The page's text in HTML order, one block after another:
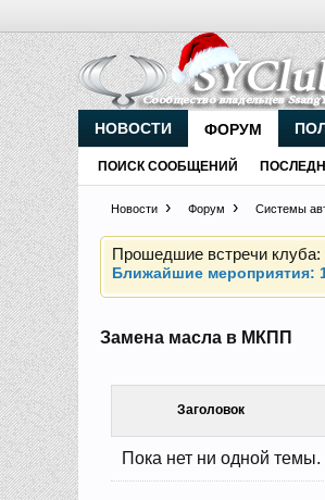
Новости Форум Системы
Внимание, новые
Основное общение
Прошедшие встречи клуба:
Внимание, новые
Основное общение
Прошедшие встречи клуба:
Ближайшие мероприятия:
Замена масла в МКПП
Заголовок
Пока нет ни одной темы.
НОВОСТИ ФОРУМ
ПОИСК СООБЩЕНИЙ